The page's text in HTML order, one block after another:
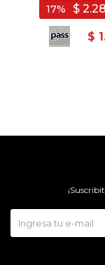
$
17
$